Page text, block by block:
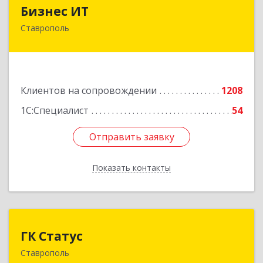
Бизнес ИТ
Ставрополь
Клиентов на сопровождении
1208
1С:Специалист
54
Отправить заявку
Показать контакты
355035, Ставропольский край, Ставрополь г, 1
Отправить заявку
Назад
ГК Статус
Ставрополь
355002, Ставропольский край, Ставрополь г,